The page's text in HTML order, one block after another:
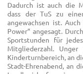
Dadurch ist auch die
dass der TuS zu
angewachsen ist.
Power“ angesagt.
Sportstunden für
Mitgliederzahl.
Kinderturnbereich, an
Stadt-Ehrenabend, an